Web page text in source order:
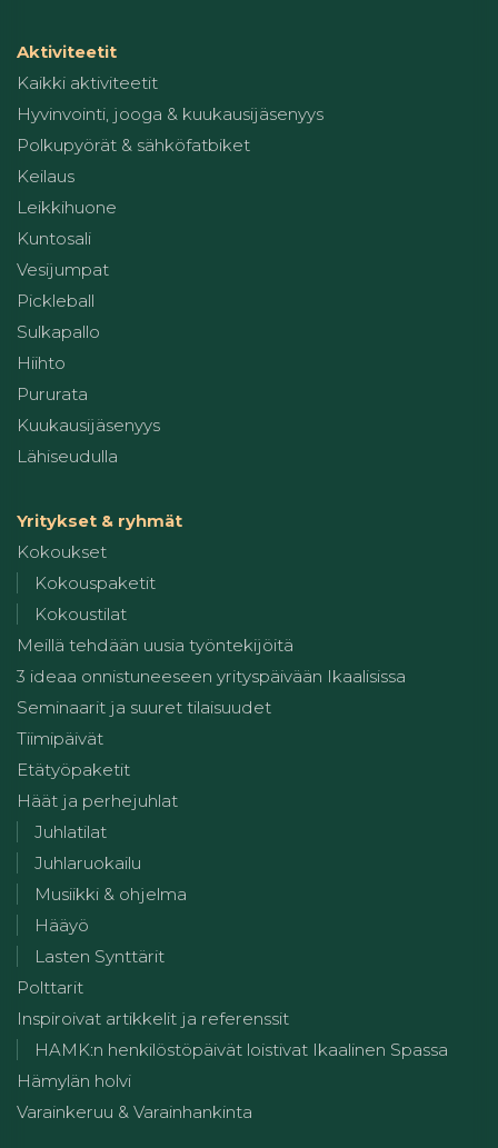
Aktiviteetit
Kaikki aktiviteetit
Hyvinvointi, jooga & kuukausijäsenyys
Polkupyörät & sähköfatbiket
Keilaus
Leikkihuone
Kuntosali
Vesijumpat
Pickleball
Sulkapallo
Hiihto
Pururata
Kuukausijäsenyys
Lähiseudulla
Yritykset & ryhmät
Kokoukset
Kokouspaketit
Kokoustilat
Meillä tehdään uusia työntekijöitä
3 ideaa onnistuneeseen yrityspäivään Ikaalisissa
Seminaarit ja suuret tilaisuudet
Tiimipäivät
Etätyöpaketit
Häät ja perhejuhlat
Juhlatilat
Juhlaruokailu
Musiikki & ohjelma
Hääyö
Lasten Synttärit
Polttarit
Inspiroivat artikkelit ja referenssit
HAMK:n henkilöstöpäivät loistivat Ikaalinen Spassa
Hämylän holvi
Varainkeruu & Varainhankinta